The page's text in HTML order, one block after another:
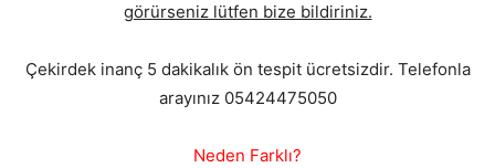
görürseniz lütfen bize bildiriniz.
Çekirdek inanç 5 dakikalık ön tespit ücretsizdir. Telefonla
arayınız 05424475050
Neden Farklı?